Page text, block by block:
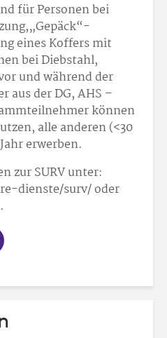
für Personen bei
eines Koffers mit
bei Diebstahl,
und während der
aus der DG, AHS –
können
alle anderen (<30
erwerben.
zur SURV unter:
dienste/surv/ oder